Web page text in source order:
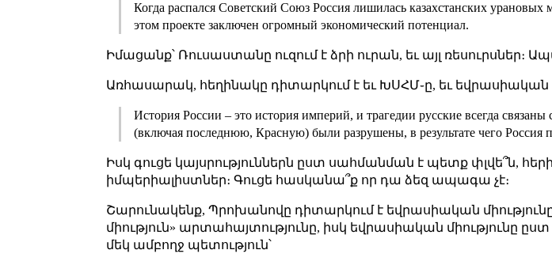
Когда распался Советский Союз Россия лишилась казахстанских
этом проекте заключен огромный экономический потенциал.
Իմացանք՝ Ռուսաստանը ուզում է ձրի ուրան, եւ այլ ռեսուրսներ։
Առհասարակ, հեղինակը դիտարկում է եւ ԽՍՀՄ֊ը, եւ եվրասիական
История России – это история империй, и трагедии русские всегда
(включая последнюю, Красную) были разрушены, в результате чего Россия
Իսկ գուցե կայսրություններն ըստ սահմանման է պետք փլվե՞ն,
իմպերիալիստներ։ Գուցե հասկանա՞ք որ դա ձեզ ապագա չէ։
Շարունակենք, Պրոխանովը դիտարկում է եվրասիական
միություն» արտահայտությունը, իսկ եվրասիական միությունը
մեկ ամբողջ պետություն՝